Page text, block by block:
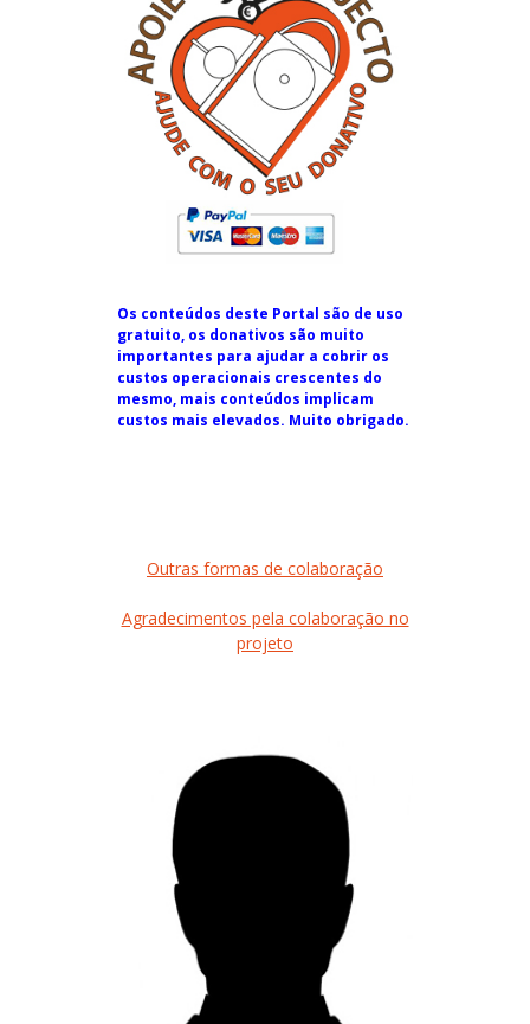
Os conteúdos deste Portal são de uso
gratuito, os donativos são muito
importantes para ajudar a cobrir os
custos operacionais crescentes do
mesmo, mais conteúdos implicam
custos mais elevados. Muito obrigado.
Outras formas de colaboração
Agradecimentos pela colaboração no
projeto